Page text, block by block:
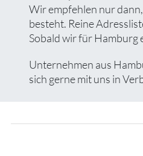
Wir empfehlen nur
besteht. Reine
Sobald wir für Hamburg
Unternehmen aus
sich gerne mit uns in